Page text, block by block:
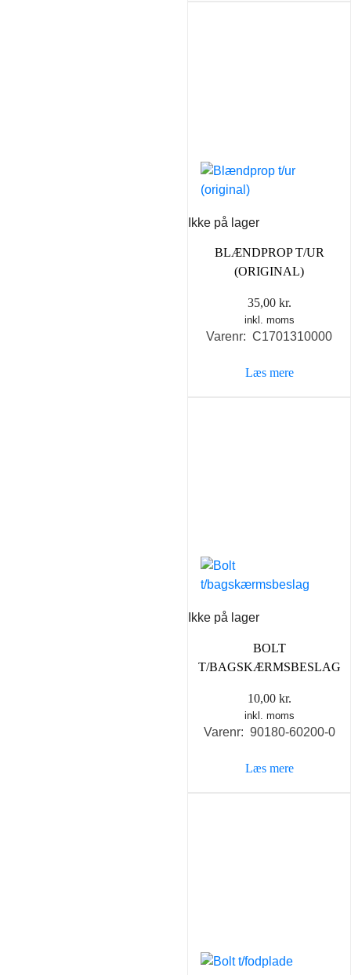
Ikke på lager
BLÆNDPROP T/UR
(ORIGINAL)
35,00 kr.
inkl. moms
Varenr: C1701310000
Læs mere
Ikke på lager
BOLT
T/BAGSKÆRMSBESLAG
10,00 kr.
inkl. moms
Varenr: 90180-60200-0
Læs mere